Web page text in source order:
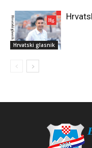
Hrvatski glasnik